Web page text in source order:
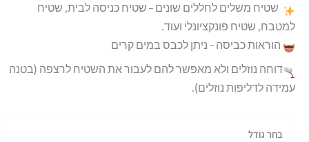
שטיח משלים לחללים שונים – שטיח כניסה לבית, שטיח
למטבח, שטיח פונקציונלי ועוד.
הוראות כביסה – ניתן לכבס במים קרים
דוחה נוזלים ולא מאפשר להם לעבור את השטיח לרצפה (בטנה
עמידה לדליפות נוזלים).
בחר גודל